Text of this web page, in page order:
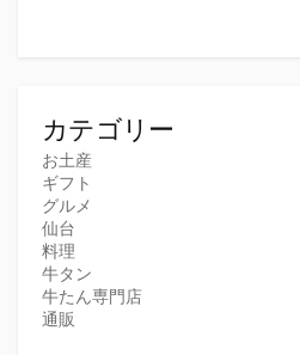
カテゴリー
お土産
ギフト
グルメ
仙台
料理
牛タン
牛たん専門店
通販